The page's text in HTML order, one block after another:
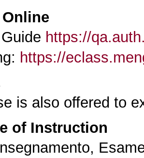
https://
https://
is also offered to
of Instruction